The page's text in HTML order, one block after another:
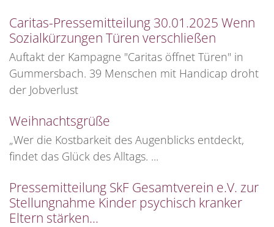
Caritas-Pressemitteilung 30.01.2025 Wenn
Sozialkürzungen Türen verschließen
Auftakt der Kampagne "Caritas öffnet Türen" in
Gummersbach. 39 Menschen mit Handicap droht
der Jobverlust
Weihnachtsgrüße
„Wer die Kostbarkeit des Augenblicks entdeckt,
findet das Glück des Alltags. ...
Pressemitteilung SkF Gesamtverein e.V. zur
Stellungnahme Kinder psychisch kranker
Eltern stärken...